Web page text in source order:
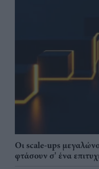
Οι scale-ups
φτάσουν σ' ένα